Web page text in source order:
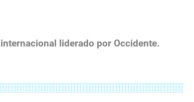
liderado por Occidente.